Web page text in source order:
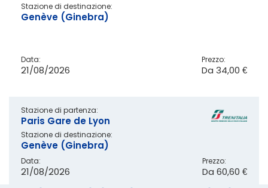
Stazione di destinazione:
Genève (Ginebra)
Data:
21/08/2026
Prezzo:
Da 34,00 €
Stazione di partenza:
Paris Gare de Lyon
Stazione di destinazione:
Genève (Ginebra)
Data:
21/08/2026
Prezzo:
Da 60,60 €